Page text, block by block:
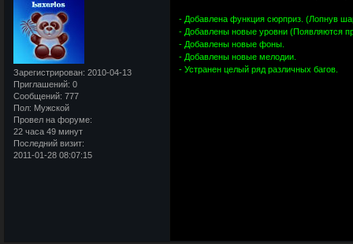
Зарегистрирован: 2010-04-13
Приглашений: 0
Сообщений: 777
Пол: Мужской
Провел на форуме:
22 часа 49 минут
Последний визит:
2011-01-28 08:07:15
- Добавлена функция сюрприз. (Лопнув
- Добавлены новые уровни (Появляются
- Добавлены новые фоны.
- Добавлены новые мелодии.
- Устранен целый ряд различных багов.